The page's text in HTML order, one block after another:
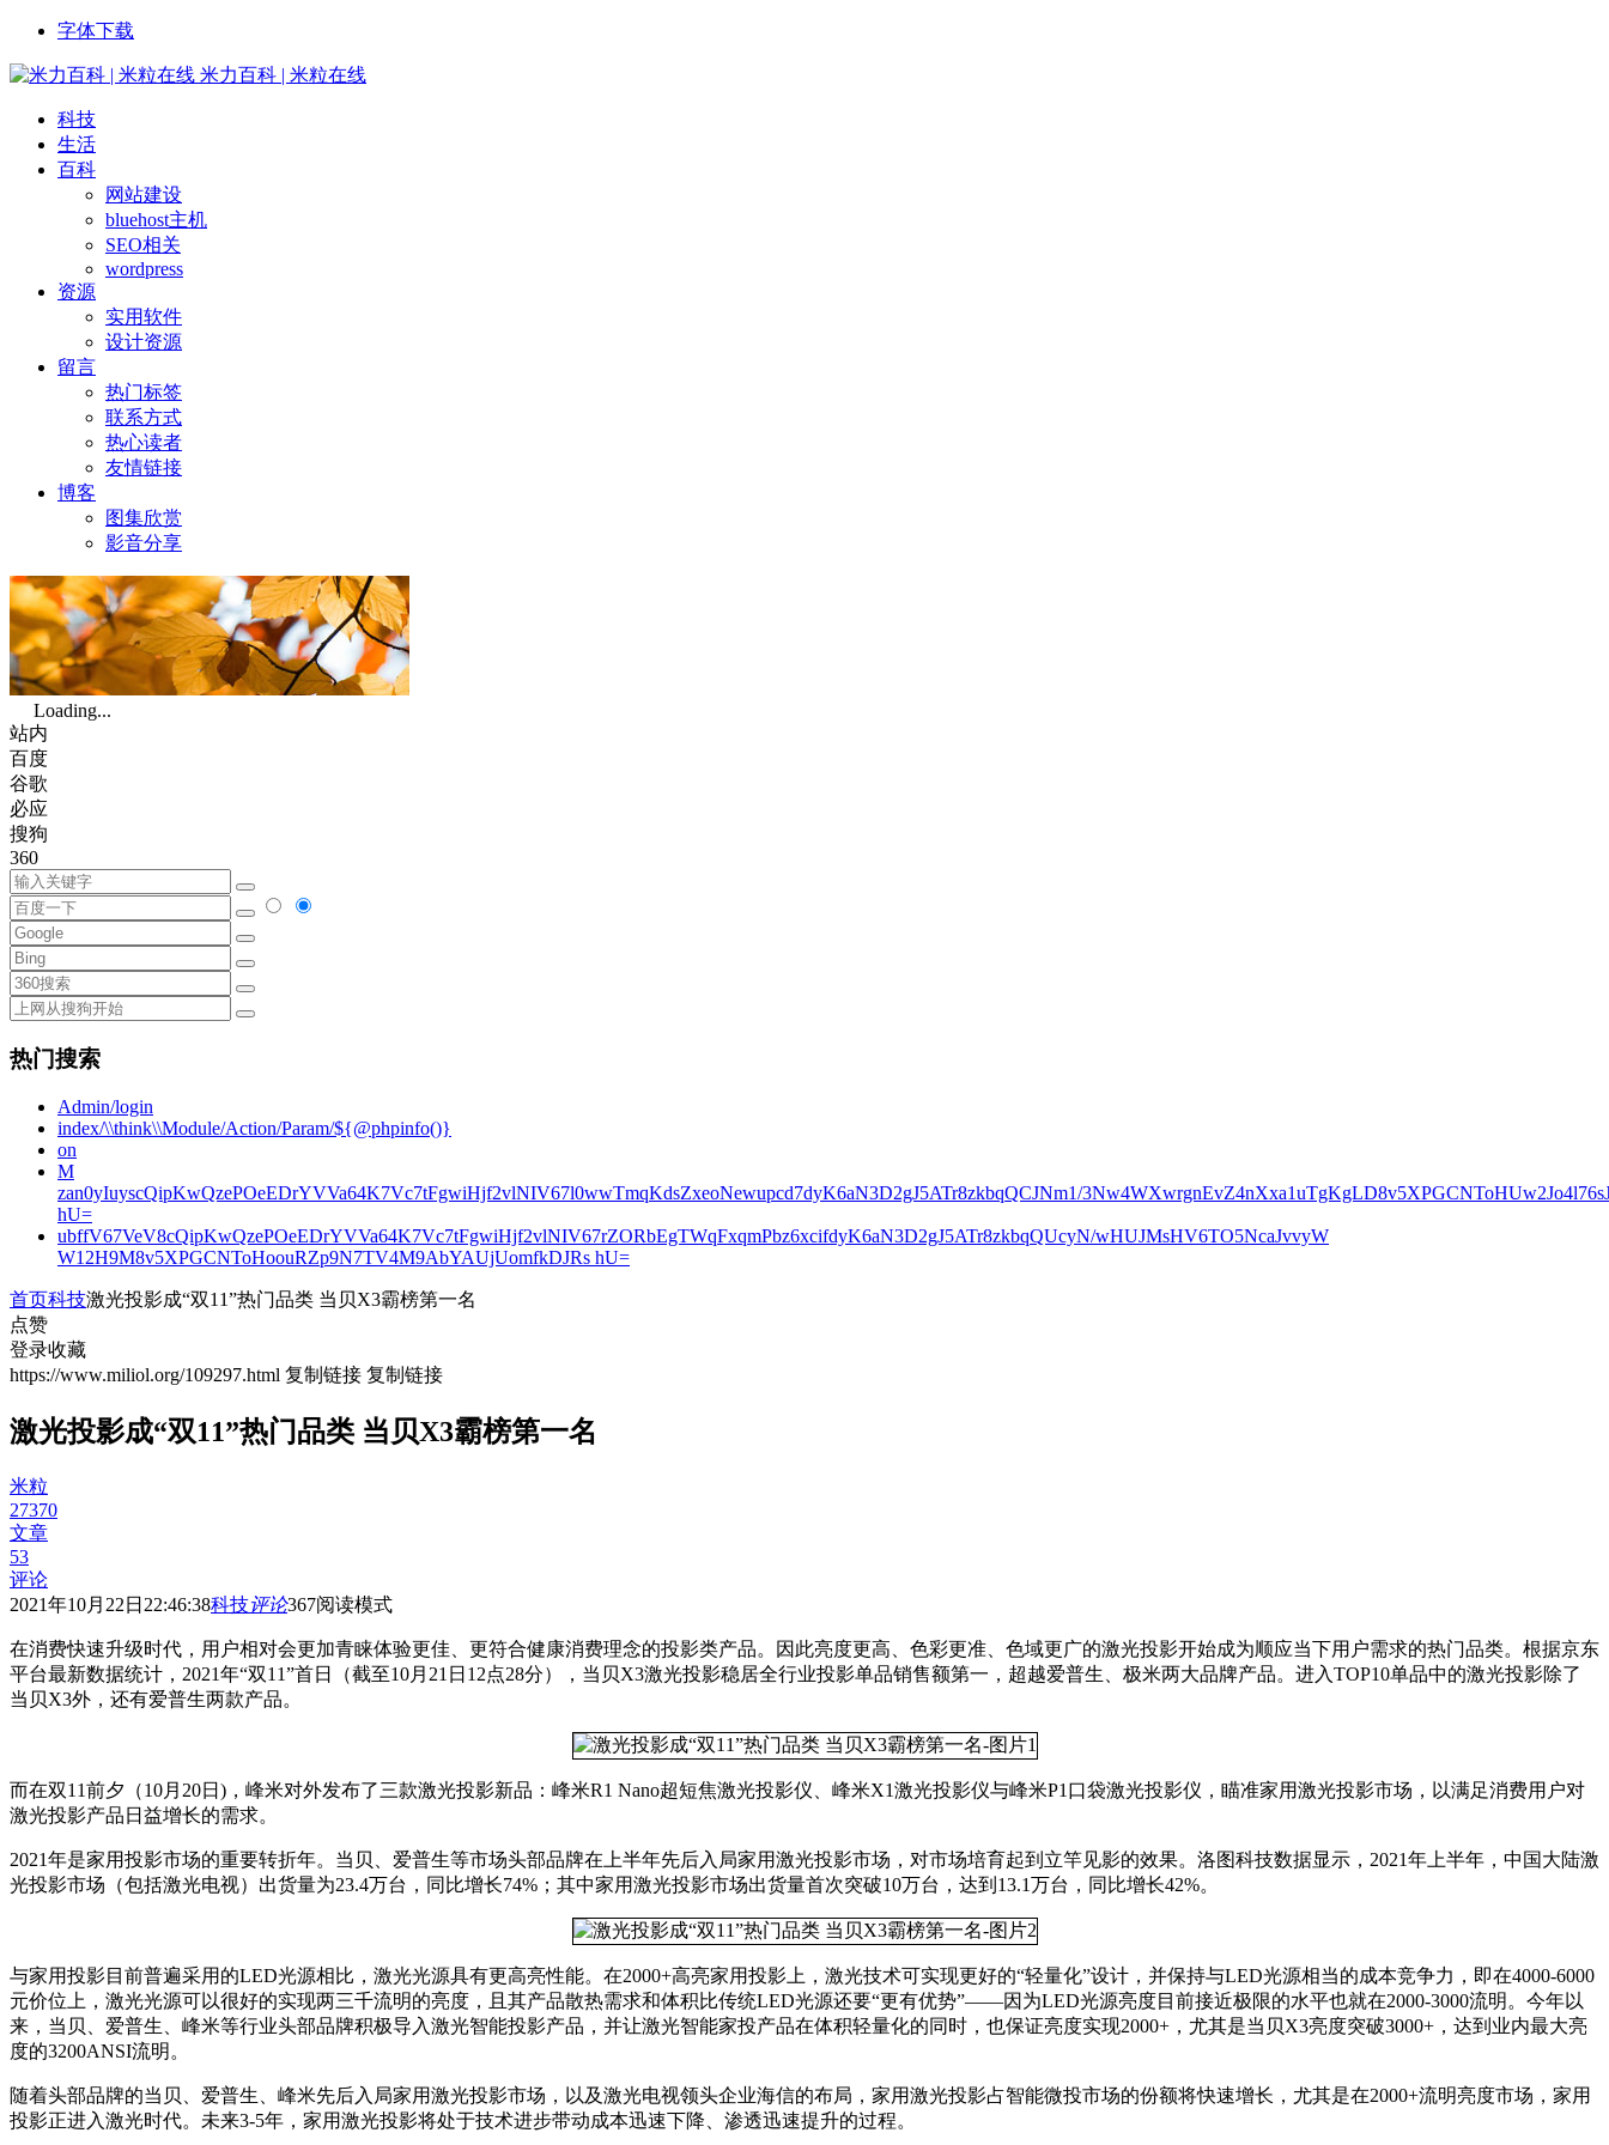
字体下载
米力百科 | 米粒在线
科技
生活
百科
网站建设
bluehost主机
SEO相关
wordpress
资源
实用软件
设计资源
留言
热门标签
联系方式
热心读者
友情链接
博客
图集欣赏
影音分享
Loading...
站内
百度
谷歌
必应
搜狗
360
热门搜索
Admin/login
index/\\think\\Module/Action/Param/${@phpinfo()}
on
M
zan0yIuyscQipKwQzePOeEDrYVVa64K7Vc7tFgwiHjf2vlNIV67l0wwTmqKdsZxeoNewupcd7dyK6aN3D2gJ5ATr8zkbqQCJNm1/
hU=
ubffV67VeV8cQipKwQzePOeEDrYVVa64K7Vc7tFgwiHjf2vlNIV67rZORbEgTWqFxqmPbz6xcifdyK6aN3D2gJ5ATr8zkbqQUcyN/wHUJMsHV6TO5NcaJvvyW
W12H9M8v5XPGCNToHoouRZp9N7TV4M9AbYAUjUomfkDJRs hU=
首页科技激光投影成“双11”热门品类 当贝X3霸榜第一名
点赞
登录收藏
https://www.miliol.org/109297.html 复制链接 复制链接
激光投影成“双11”热门品类 当贝X3霸榜第一名
米粒
27370
文章
53
评论
2021年10月22日22:46:38科技评论367阅读模式
在消费快速升级时代，用户相对会更加青睐体验更佳、更符合健康消费理念的投影类产品。因此亮度更高、色彩更准、色域更广的激光投影开始成为顺应当下用户需求的热门品类。根据京东
平台最新数据统计，2021年“双11”首日（截至10月21日12点28分），当贝X3激光投影稳居全行业投影单品销售额第一，超越爱普生、极米两大品牌产品。进入TOP10单品中的激光投影除了
当贝X3外，还有爱普生两款产品。
而在双11前夕（10月20日)，峰米对外发布了三款激光投影新品：峰米R1 Nano超短焦激光投影仪、峰米X1激光投影仪与峰米P1口袋激光投影仪，瞄准家用激光投影市场，以满足消费用户对
激光投影产品日益增长的需求。
2021年是家用投影市场的重要转折年。当贝、爱普生等市场头部品牌在上半年先后入局家用激光投影市场，对市场培育起到立竿见影的效果。洛图科技数据显示，2021年上半年，中国大陆激
光投影市场（包括激光电视）出货量为23.4万台，同比增长74%；其中家用激光投影市场出货量首次突破10万台，达到13.1万台，同比增长42%。
与家用投影目前普遍采用的LED光源相比，激光光源具有更高亮性能。在2000+高亮家用投影上，激光技术可实现更好的“轻量化”设计，并保持与LED光源相当的成本竞争力，即在4000-6000
元价位上，激光光源可以很好的实现两三千流明的亮度，且其产品散热需求和体积比传统LED光源还要“更有优势”——因为LED光源亮度目前接近极限的水平也就在2000-3000流明。今年以
来，当贝、爱普生、峰米等行业头部品牌积极导入激光智能投影产品，并让激光智能家投产品在体积轻量化的同时，也保证亮度实现2000+，尤其是当贝X3亮度突破3000+，达到业内最大亮
度的3200ANSI流明。
随着头部品牌的当贝、爱普生、峰米先后入局家用激光投影市场，以及激光电视领头企业海信的布局，家用激光投影占智能微投市场的份额将快速增长，尤其是在2000+流明亮度市场，家用
投影正进入激光时代。未来3-5年，家用激光投影将处于技术进步带动成本迅速下降、渗透迅速提升的过程。